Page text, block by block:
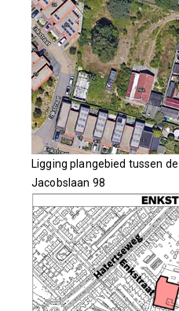
Ligging plangebied tussen
Jacobslaan 98